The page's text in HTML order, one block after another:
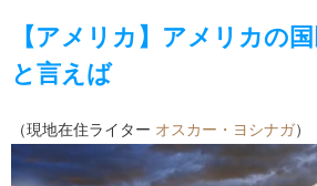
【アメリカ】アメリカの
と言えば
（現地在住ライター オスカー・ヨシナガ）